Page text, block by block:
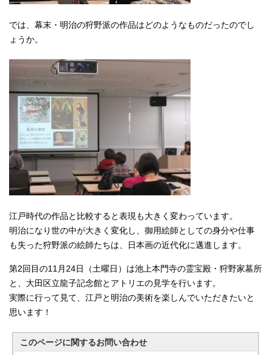
では、幕末・明治の狩野派の作品はどのようなものだったのでし
ょうか。
江戸時代の作品と比較すると表現も大きく変わっています。
明治になり世の中が大きく変化し、御用絵師としての身分や仕事
も失った狩野派の絵師たちは、日本画の近代化に邁進します。
第2回目の11月24日（土曜日）は池上本門寺の霊宝殿・狩野家墓所
と、大田区立龍子記念館とアトリエの見学を行います。
実際に行って見て、江戸と明治の美術を楽しんでいただきたいと
思います！
このページに関するお問い合わせ